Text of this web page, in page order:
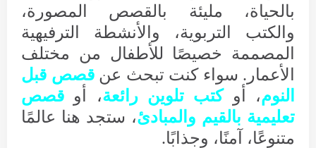
بالحياة، مليئة بالقصص المصورة،
والكتب التربوية، والأنشطة الترفيهية
المصممة خصيصًا للأطفال من مختلف
الأعمار. سواء كنت تبحث عنقصص قبل
النوم، أوكتب تلوين رائعة، أو قصص
تعليمية بالقيم والمبادئ، ستجد هنا عالمًا
متنوعًا، آمنًا، وجذابًا.